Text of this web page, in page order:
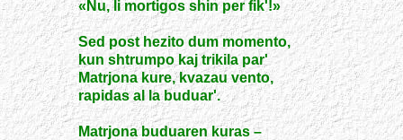
«Nu, li mortigos shin per fik'!»
Sed post hezito dum momento,
kun shtrumpo kaj trikila par'
Matrjona kure, kvazau vento,
rapidas al la buduar'.
Matrjona buduaren kuras –